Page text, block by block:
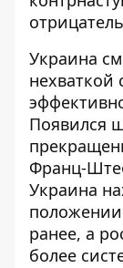
Украина
нехваткой
Появился
Франц-
Украина
положении
ранее, а
более